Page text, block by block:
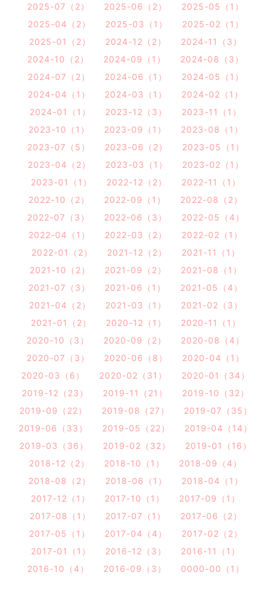
2025-07（2）
2025-06（2）
2025-05（1）
2025-04（2）
2025-03（1）
2025-02（1）
2025-01（2）
2024-12（2）
2024-11（3）
2024-10（2）
2024-09（1）
2024-08（3）
2024-07（2）
2024-06（1）
2024-05（1）
2024-04（1）
2024-03（1）
2024-02（1）
2024-01（1）
2023-12（3）
2023-11（1）
2023-10（1）
2023-09（1）
2023-08（1）
2023-07（5）
2023-06（2）
2023-05（1）
2023-04（2）
2023-03（1）
2023-02（1）
2023-01（1）
2022-12（2）
2022-11（1）
2022-10（2）
2022-09（1）
2022-08（2）
2022-07（3）
2022-06（3）
2022-05（4）
2022-04（1）
2022-03（2）
2022-02（1）
2022-01（2）
2021-12（2）
2021-11（1）
2021-10（2）
2021-09（2）
2021-08（1）
2021-07（3）
2021-06（1）
2021-05（4）
2021-04（2）
2021-03（1）
2021-02（3）
2021-01（2）
2020-12（1）
2020-11（1）
2020-10（3）
2020-09（2）
2020-08（4）
2020-07（3）
2020-06（8）
2020-04（1）
2020-03（6）
2020-02（31）
2020-01（34）
2019-12（23）
2019-11（21）
2019-10（32）
2019-09（22）
2019-08（27）
2019-07（35）
2019-06（33）
2019-05（22）
2019-04（14）
2019-03（36）
2019-02（32）
2019-01（16）
2018-12（2）
2018-10（1）
2018-09（4）
2018-08（2）
2018-06（1）
2018-04（1）
2017-12（1）
2017-10（1）
2017-09（1）
2017-08（1）
2017-07（1）
2017-06（2）
2017-05（1）
2017-04（4）
2017-02（2）
2017-01（1）
2016-12（3）
2016-11（1）
2016-10（4）
2016-09（3） 0000-00（1）